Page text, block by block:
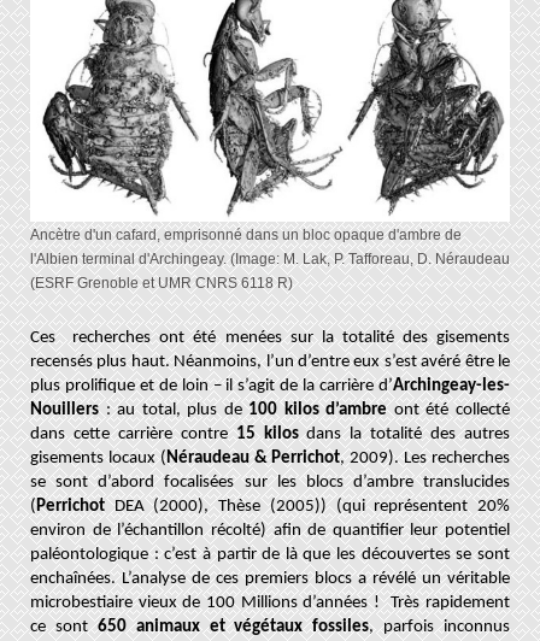
Ancètre d'un cafard, emprisonné dans un bloc opaque d'ambre de
l'Albien terminal d'Archingeay. (Image: M. Lak, P. Tafforeau, D. Néraudeau
(ESRF Grenoble et UMR CNRS 6118 R)
Ces recherches ont été menées sur la totalité des gisements
recensés plus haut. Néanmoins, l’un d’entre eux s’est avéré être le
plus prolifique et de loin – il s’agit de la carrière d’Archingeay-les-
Nouillers: au total, plus de100 kilos d’ambreont été collecté
dans cette carrière contre15 kilosdans la totalité des autres
gisements locaux (Néraudeau & Perrichot, 2009). Les recherches
se sont d’abord focalisées sur les blocs d’ambre translucides
(Perrichot DEA (2000), Thèse (2005)) (qui représentent 20%
environ de l’échantillon récolté) afin de quantifier leur potentiel
paléontologique : c’est à partir de là que les découvertes se sont
enchaînées. L’analyse de ces premiers blocs a révélé un véritable
microbestiaire vieux de 100 Millions d’années ! Très rapidement
ce sont650 animaux et végétaux fossiles, parfois inconnus